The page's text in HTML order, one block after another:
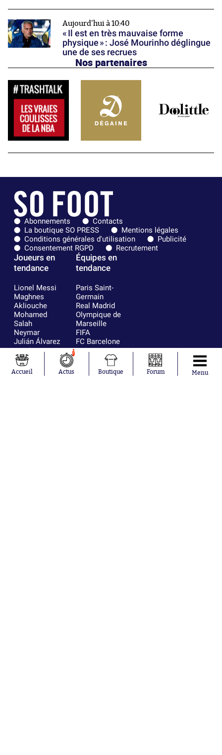
Aujourd'hui à 10:40
« Il est en très mauvaise forme
physique » : José Mourinho déglingue
une de ses recrues
Nos partenaires
Abonnements
Contacts
La boutique SO PRESS
Mentions légales
Conditions générales d'utilisation
Publicité
Consentement RGPD
Recrutement
Joueurs en
tendance
Lionel Messi
Maghnes
Akliouche
Mohamed
Salah
Neymar
Julián Álvarez
Ferrán Torres
Kilian Corredor
Franco
Mastantuono
Équipes en
tendance
Paris Saint-
Germain
Real Madrid
Olympique de
Marseille
FIFA
FC Barcelone
Argentine
Olympique
lyonnais
AS Monaco
Accueil
7
Actus Boutique Forum Menu